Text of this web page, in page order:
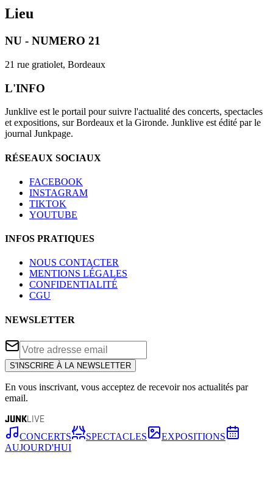
Lieu
NU - NUMERO 21
21 rue gratiolet, Bordeaux
L'INFO
Junklive est le portail pour suivre l'actualité des concerts, spectacles
et expositions, sur Bordeaux et la Gironde. Junklive est édité par le
journal Junkpage.
RÉSEAUX SOCIAUX
FACEBOOK
INSTAGRAM
TIKTOK
YOUTUBE
INFOS PRATIQUES
NOUS CONTACTER
MENTIONS LÉGALES
CONFIDENTIALITÉ
CGU
NEWSLETTER
S'INSCRIRE À LA NEWSLETTER
En vous inscrivant, vous acceptez de recevoir nos actualités par
email.
JUNKLIVE
CONCERTS SPECTACLES
EXPOSITIONS
AUJOURD'HUI